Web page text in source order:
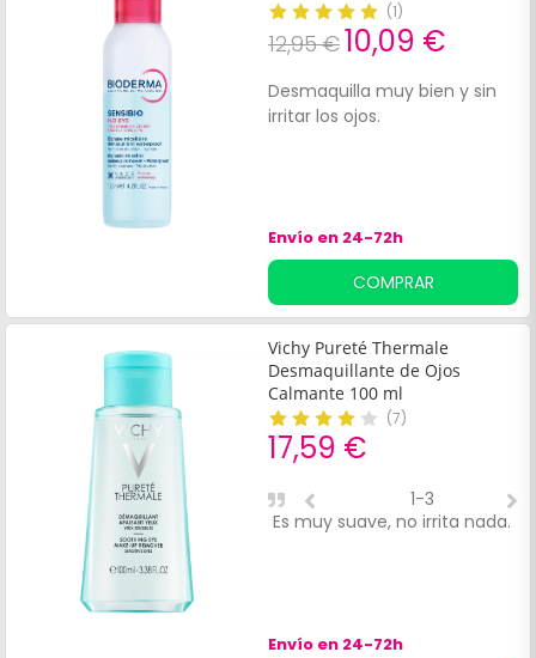
(1)
12,95 €10,09 €
Desmaquilla muy bien y sin
irritar los ojos.
Envío en 24-72h
COMPRAR
Vichy Pureté Thermale
Desmaquillante de Ojos
Calmante 100 ml
(7)
17,59 €
Es muy suave, no irrita nada.
1-3
Envío en 24-72h